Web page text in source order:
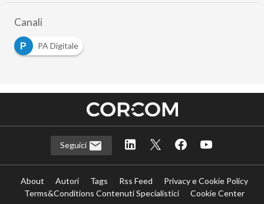
Canali
P
PA Digitale
Seguici
About Autori Tags Rss Feed
Privacy e Cookie Policy
Terms&Conditions Contenuti Specialistici
Cookie Center